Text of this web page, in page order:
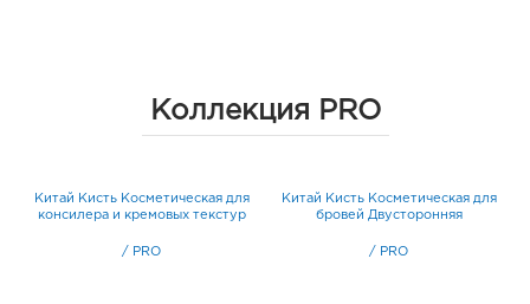
Коллекция PRO
Китай Кисть Косметическая для
консилера и кремовых текстур
/ PRO
Китай Кисть Косметическая для
бровей Двусторонняя
/ PRO